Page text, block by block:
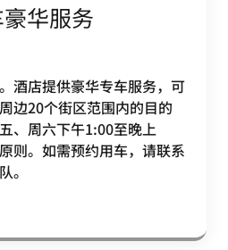
华服务
酒店提供豪华专车服务，可
边20个街区范围内的目的
、周六下午1:00至晚上
则。如需预约用车，请联系
。